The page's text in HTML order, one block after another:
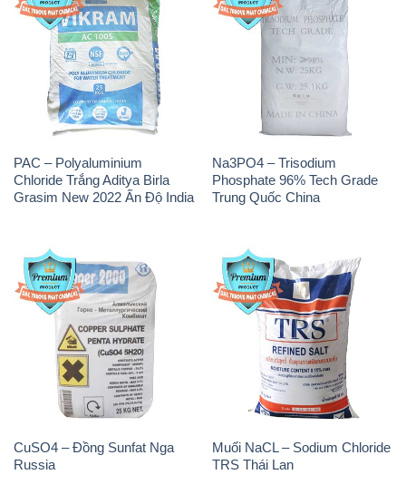
PAC – Polyaluminium
Chloride Trắng Aditya Birla
Grasim New 2022 Ấn Độ India
Na3PO4 – Trisodium
Phosphate 96% Tech Grade
Trung Quốc China
CuSO4 – Đồng Sunfat Nga
Russia
Muối NaCL – Sodium Chloride
TRS Thái Lan